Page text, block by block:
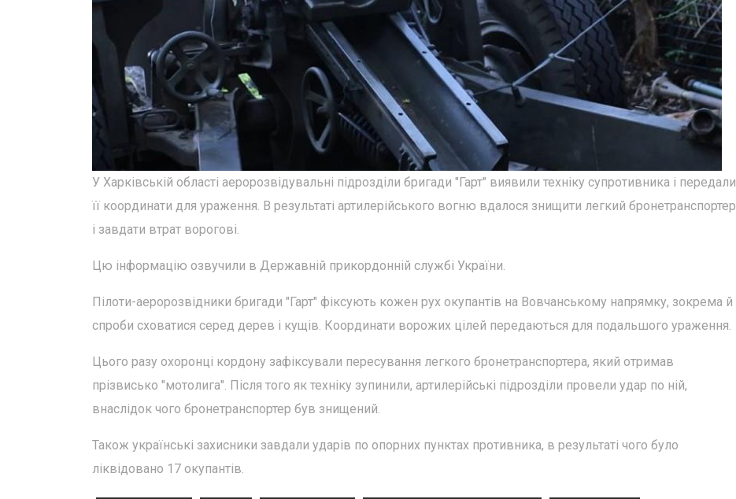
У Харківській області аеророзвідувальні підрозділи бригади "Гарт" виявили техніку супротивника і передали
її координати для ураження. В результаті артилерійського вогню вдалося знищити легкий бронетранспортер
і завдати втрат ворогові.
Цю інформацію озвучили в Державній прикордонній службі України.
Пілоти-аеророзвідники бригади "Гарт" фіксують кожен рух окупантів на Вовчанському напрямку, зокрема й
спроби сховатися серед дерев і кущів. Координати ворожих цілей передаються для подальшого ураження.
Цього разу охоронці кордону зафіксували пересування легкого бронетранспортера, який отримав
прізвисько "мотолига". Після того як техніку зупинили, артилерійські підрозділи провели удар по ній,
внаслідок чого бронетранспортер був знищений.
Також українські захисники завдали ударів по опорних пунктах противника, в результаті чого було
ліквідовано 17 окупантів.